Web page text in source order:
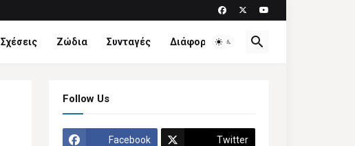
Σχέσεις Ζώδια Συνταγές Διάφορα
Follow Us
Facebook Twitter